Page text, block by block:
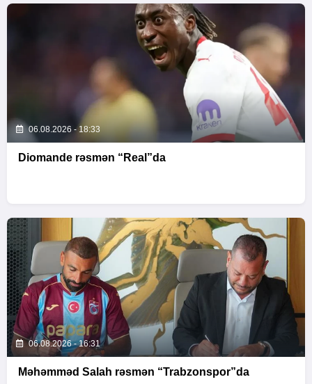
06.08.2026 - 18:33
Diomande rəsmən “Real”da
06.08.2026 - 16:31
Məhəmməd Salah rəsmən “Trabzonspor”da